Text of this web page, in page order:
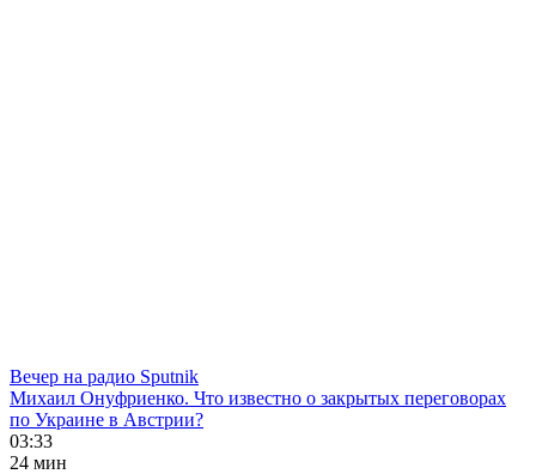
Вечер на радио Sputnik
Михаил Онуфриенко. Что известно о закрытых переговорах
по Украине в Австрии?
03:33
24 мин